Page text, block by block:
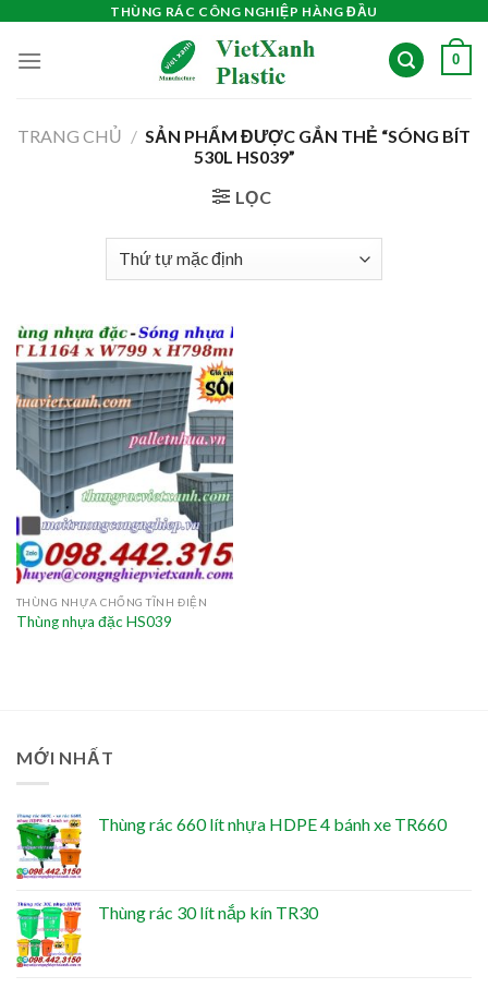
content
THÙNG RÁC CÔNG NGHIỆP HÀNG ĐẦU
0
TRANG CHỦ / SẢN PHẨM ĐƯỢC GẮN THẺ “SÓNG BÍT
530L HS039”
LỌC
THÙNG NHỰA CHỐNG TĨNH ĐIỆN
Thùng nhựa đặc HS039
MỚI NHẤT
Thùng rác 660 lít nhựa HDPE 4 bánh xe TR660
Thùng rác 30 lít nắp kín TR30